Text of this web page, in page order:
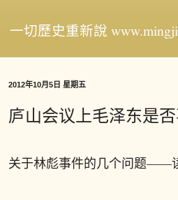
一切歷史重新說
2012年10月5日 星期五
庐山会议上毛泽东是
关于林彪事件的几个问题——